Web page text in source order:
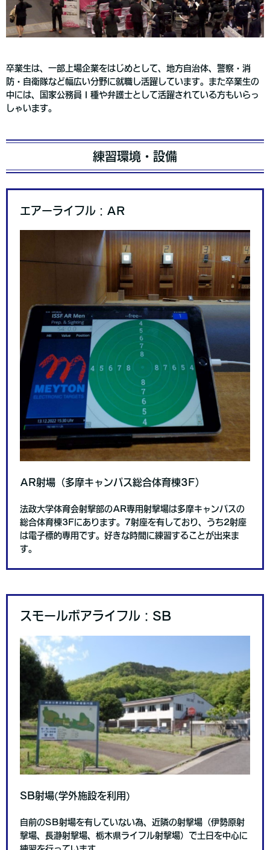
卒業生は、一部上場企業をはじめとして、地方自治体、警察・消
防・自衛隊など幅広い分野に就職し活躍しています。また卒業生の
中には、国家公務員Ⅰ種や弁護士として活躍されている方もいらっ
しゃいます。
練習環境・設備
エアーライフル：AR
AR射場（多摩キャンパス総合体育棟3F）
法政大学体育会射撃部のAR専用射撃場は多摩キャンパスの
総合体育棟3Fにあります。7射座を有しており、うち2射座
は電子標的専用です。好きな時間に練習することが出来ま
す。
スモールボアライフル：SB
SB射場(学外施設を利用)
自前のSB射場を有していない為、近隣の射撃場（伊勢原射
撃場、長瀞射撃場、栃木県ライフル射撃場）で土日を中心に